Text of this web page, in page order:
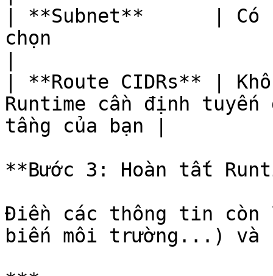
| **Subnet**      | Có
chọn
| **Route CIDRs** |
Runtime cần định
tầng của bạn |
**Bước 3: Hoàn tất
Điền các thông tin còn
biến môi trường...) và